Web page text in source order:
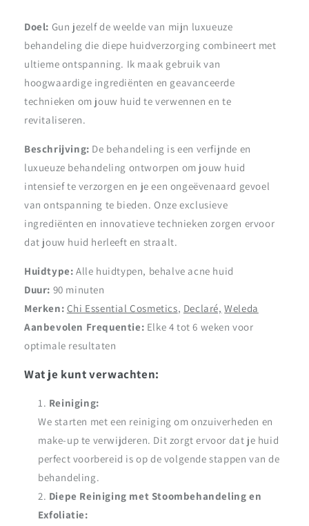
Doel: Gun jezelf de weelde van mijn luxueuze
behandeling die diepe huidverzorging combineert met
ultieme ontspanning. Ik maak gebruik van
hoogwaardige ingrediënten en geavanceerde
technieken om jouw huid te verwennen en te
revitaliseren.
Beschrijving: De behandeling is een verfijnde en
luxueuze behandeling ontworpen om jouw huid
intensief te verzorgen en je een ongeëvenaard gevoel
van ontspanning te bieden. Onze exclusieve
ingrediënten en innovatieve technieken zorgen ervoor
dat jouw huid herleeft en straalt.
Huidtype: Alle huidtypen, behalve acne huid
Duur: 90 minuten
Merken: Chi Essential Cosmetics, Declaré, Weleda
Aanbevolen Frequentie: Elke 4 tot 6 weken voor
optimale resultaten
Wat je kunt verwachten:
Reiniging:
We starten met een reiniging om onzuiverheden en
make-up te verwijderen. Dit zorgt ervoor dat je huid
perfect voorbereid is op de volgende stappen van de
behandeling.
Diepe Reiniging met Stoombehandeling en
Exfoliatie: